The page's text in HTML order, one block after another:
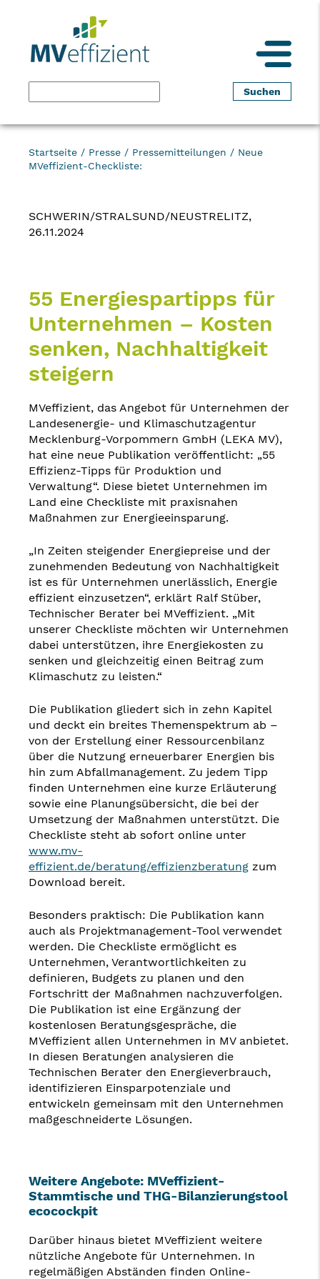
Startseite / Presse / Pressemitteilungen / Neue
MVeffizient-Checkliste:
SCHWERIN/STRALSUND/NEUSTRELITZ,
26.11.2024
55 Energiespartipps für
Unternehmen – Kosten
senken, Nachhaltigkeit
steigern
MVeffizient, das Angebot für Unternehmen der
Landesenergie- und Klimaschutzagentur
Mecklenburg-Vorpommern GmbH (LEKA MV),
hat eine neue Publikation veröffentlicht: „55
Effizienz-Tipps für Produktion und
Verwaltung“. Diese bietet Unternehmen im
Land eine Checkliste mit praxisnahen
Maßnahmen zur Energieeinsparung.
„In Zeiten steigender Energiepreise und der
zunehmenden Bedeutung von Nachhaltigkeit
ist es für Unternehmen unerlässlich, Energie
effizient einzusetzen“, erklärt Ralf Stüber,
Technischer Berater bei MVeffizient. „Mit
unserer Checkliste möchten wir Unternehmen
dabei unterstützen, ihre Energiekosten zu
senken und gleichzeitig einen Beitrag zum
Klimaschutz zu leisten.“
Die Publikation gliedert sich in zehn Kapitel
und deckt ein breites Themenspektrum ab –
von der Erstellung einer Ressourcenbilanz
über die Nutzung erneuerbarer Energien bis
hin zum Abfallmanagement. Zu jedem Tipp
finden Unternehmen eine kurze Erläuterung
sowie eine Planungsübersicht, die bei der
Umsetzung der Maßnahmen unterstützt. Die
Checkliste steht ab sofort online unter
www.mv-
effizient.de/beratung/effizienzberatung zum
Download bereit.
Besonders praktisch: Die Publikation kann
auch als Projektmanagement-Tool verwendet
werden. Die Checkliste ermöglicht es
Unternehmen, Verantwortlichkeiten zu
definieren, Budgets zu planen und den
Fortschritt der Maßnahmen nachzuverfolgen.
Die Publikation ist eine Ergänzung der
kostenlosen Beratungsgespräche, die
MVeffizient allen Unternehmen in MV anbietet.
In diesen Beratungen analysieren die
Technischen Berater den Energieverbrauch,
identifizieren Einsparpotenziale und
entwickeln gemeinsam mit den Unternehmen
maßgeschneiderte Lösungen.
Weitere Angebote: MVeffizient-
Stammtische und THG-Bilanzierungstool
ecocockpit
Darüber hinaus bietet MVeffizient weitere
nützliche Angebote für Unternehmen. In
regelmäßigen Abständen finden Online-